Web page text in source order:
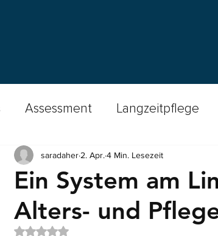
Assessment Langzeitpflege
der Pflege Podcast Spitex-Welten
Better Nursing Insights
Ein System am
Alters- und
saradaher 2. Apr. 4 Min. Lesezeit
Mit NaN von 5 Sternen bewertet.